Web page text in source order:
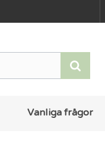
Vanliga frågor